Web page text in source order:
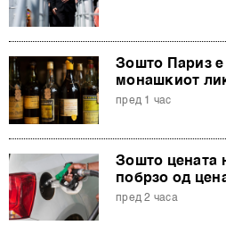
Зошто Париз е
монашкиот
пред 1 час
Зошто цената
побрзо од
пред 2 часа